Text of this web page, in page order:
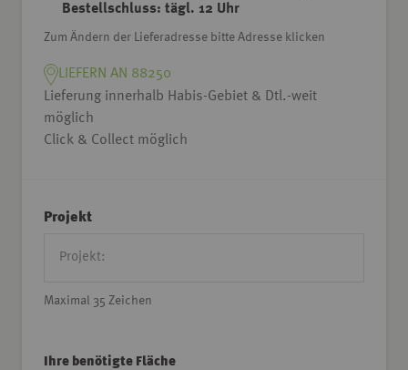
Bestellschluss: tägl. 12 Uhr
Zum Ändern der Lieferadresse bitte Adresse klicken
LIEFERN AN 88250
Lieferung innerhalb Habis-Gebiet & Dtl.-weit
möglich
Click & Collect möglich
Projekt
Maximal 35 Zeichen
Ihre benötigte Fläche